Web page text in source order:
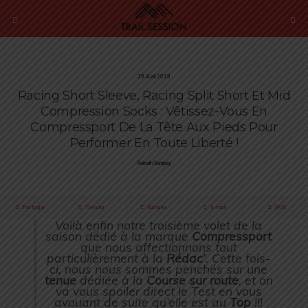
29 Avril 2019
Racing Short Sleeve, Racing Split Short Et Mid
Compression Socks : Vêtissez-Vous En
Compressport De La Tête Aux Pieds Pour
Performer En Toute Liberté !
Romain Sempey
Partager Tweeter Épingler E-mail SMS
Voilà enfin notre troisième volet de la
saison dédié à la marque Compressport
que nous affectionnons tout
particulièrement à la Rédac’. Cette fois-
ci, nous nous sommes penchés sur une
tenuedédiée à la Course sur route, et on
va vous spoiler direct le Test en vous
avouant de suite qu’elle est au Top !!!